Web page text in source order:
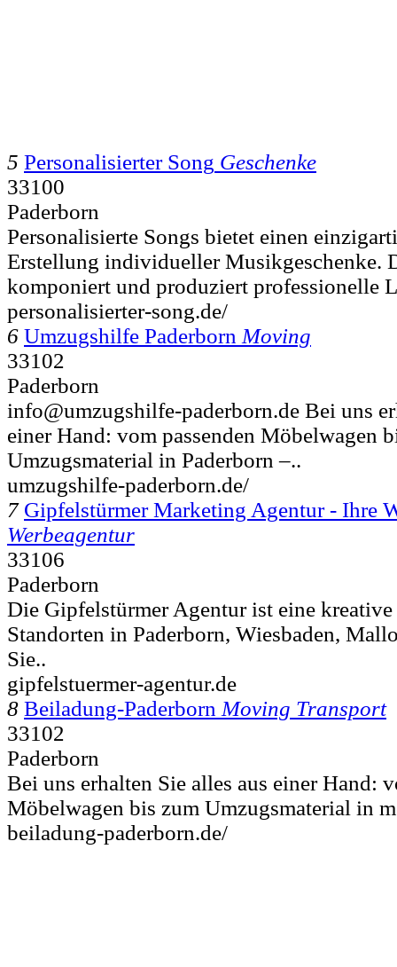
5 Personalisierter Song Geschenke
33100
Paderborn
Personalisierte Songs bietet einen
Erstellung individueller Musikgeschenke.
komponiert und produziert professionelle
personalisierter-song.de/
6 Umzugshilfe Paderborn Moving
33102
Paderborn
info@umzugshilfe-paderborn.de Bei uns
einer Hand: vom passenden Möbelwagen
Umzugsmaterial in Paderborn –..
umzugshilfe-paderborn.de/
7 Gipfelstürmer Marketing Agentur - Ihre
Werbeagentur
33106
Paderborn
Die Gipfelstürmer Agentur ist eine
Standorten in Paderborn, Wiesbaden,
Sie..
gipfelstuermer-agentur.de
8 Beiladung-Paderborn Moving Transport
33102
Paderborn
Bei uns erhalten Sie alles aus einer Hand:
Möbelwagen bis zum Umzugsmaterial in
beiladung-paderborn.de/